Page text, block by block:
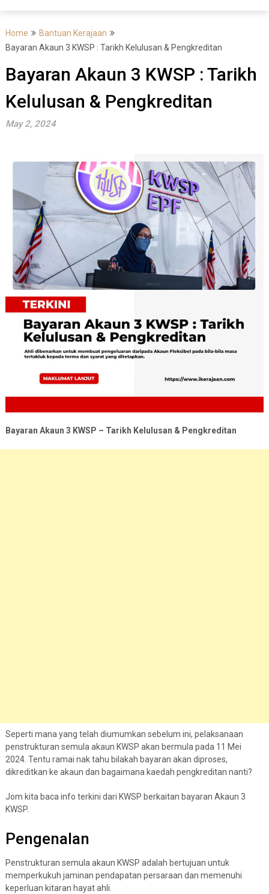
Home
Bantuan Kerajaan
Bayaran Akaun 3 KWSP : Tarikh Kelulusan & Pengkreditan
Bayaran Akaun 3 KWSP : Tarikh
Kelulusan & Pengkreditan
May 2, 2024
Bayaran Akaun 3 KWSP – Tarikh Kelulusan & Pengkreditan
Seperti mana yang telah diumumkan sebelum ini, pelaksanaan
penstrukturan semula akaun KWSP akan bermula pada 11 Mei
2024. Tentu ramai nak tahu bilakah bayaran akan diproses,
dikreditkan ke akaun dan bagaimana kaedah pengkreditan nanti?
Jom kita baca info terkini dari KWSP berkaitan bayaran Akaun 3
KWSP.
Pengenalan
Penstrukturan semula akaun KWSP adalah bertujuan untuk
memperkukuh jaminan pendapatan persaraan dan memenuhi
keperluan kitaran hayat ahli.